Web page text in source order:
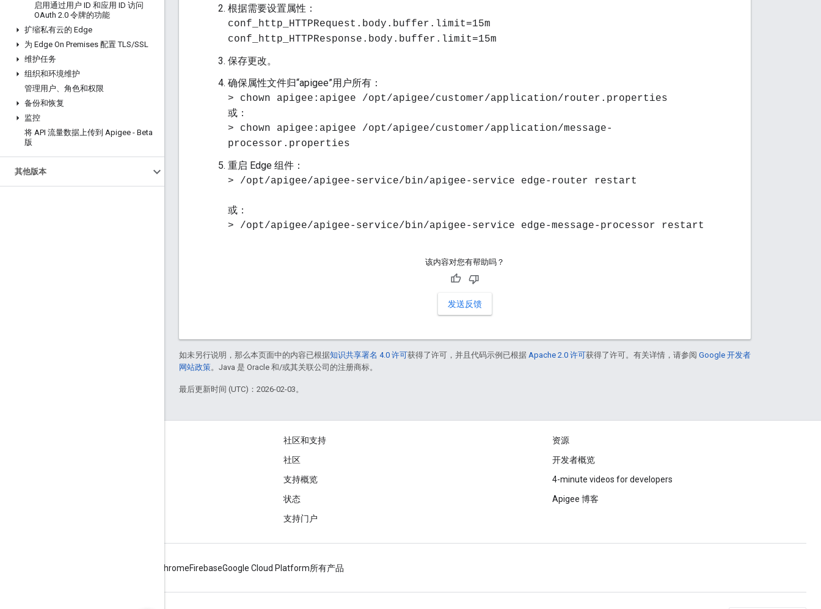
启用通过用户 ID 和应用 ID 访问
OAuth 2.0 令牌的功能
扩缩私有云的 Edge
为 Edge On Premises 配置 TLS/SSL
维护任务
组织和环境维护
管理用户、角色和权限
备份和恢复
监控
将 API 流量数据上传到 Apigee - Beta
版
其他版本
根据需要设置属性：
conf_http_HTTPRequest.body.buffer.limit=15m
conf_http_HTTPResponse.body.buffer.limit=15m
保存更改。
确保属性文件归“apigee”用户所有：
> chown apigee:apigee /opt/apigee/customer/application/router.properties
或：
> chown apigee:apigee /opt/apigee/customer/application/message-
processor.properties
重启 Edge 组件：
> /opt/apigee/apigee-service/bin/apigee-service edge-router restart
或：
> /opt/apigee/apigee-service/bin/apigee-service edge-message-processor restart
该内容对您有帮助吗？
发送反馈
如未另行说明，那么本页面中的内容已根据知识共享署名 4.0 许可获得了许可，并且代码示例已根据 Apache 2.0 许可获得了许可。有关详情，请参阅 Google 开发者
网站政策。Java 是 Oracle 和/或其关联公司的注册商标。
最后更新时间 (UTC)：2026-02-03。
社区和支持
社区
支持概览
状态
支持门户
资源
开发者概览
4-minute videos for developers
Apigee 博客
ChromeFirebaseGoogle Cloud Platform所有产品